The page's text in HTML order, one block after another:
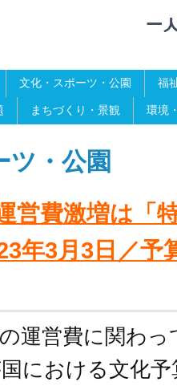
文化・スポーツ・公園 福
まちづくり・景観 環境
ツ・公園
営費激増は「
年3月3日／予
運営費に関わっ
における文化